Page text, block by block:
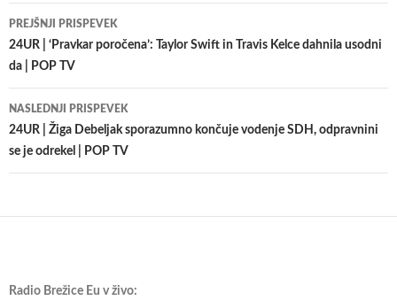
Krmarjenje
po
prispevkih
PREJŠNJI PRISPEVEK
24UR | ‘Pravkar poročena’: Taylor Swift in Travis Kelce dahnila usodni
da | POP TV
NASLEDNJI PRISPEVEK
24UR | Žiga Debeljak sporazumno končuje vodenje SDH, odpravnini
se je odrekel | POP TV
Radio Brežice Eu v živo: